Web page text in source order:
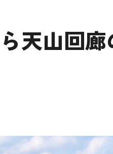
天山回